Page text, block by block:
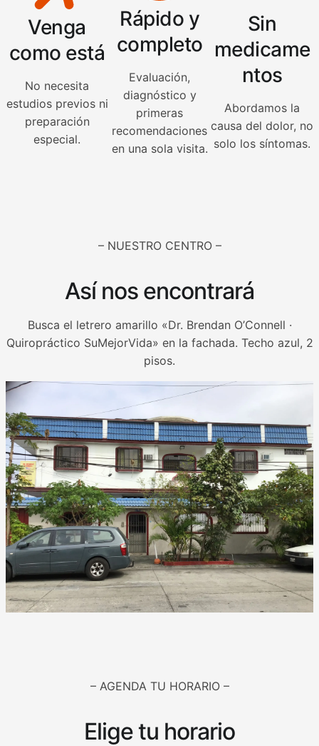
Venga
como está
No necesita
estudios previos ni
preparación
especial.
Rápido y
completo
Evaluación,
diagnóstico y
primeras
recomendaciones
en una sola visita.
Sin
medicame
ntos
Abordamos la
causa del dolor, no
solo los síntomas.
– NUESTRO CENTRO –
Así nos encontrará
Busca el letrero amarillo «Dr. Brendan O’Connell ·
Quiropráctico SuMejorVida» en la fachada. Techo azul, 2
pisos.
– AGENDA TU HORARIO –
Elige tu horario